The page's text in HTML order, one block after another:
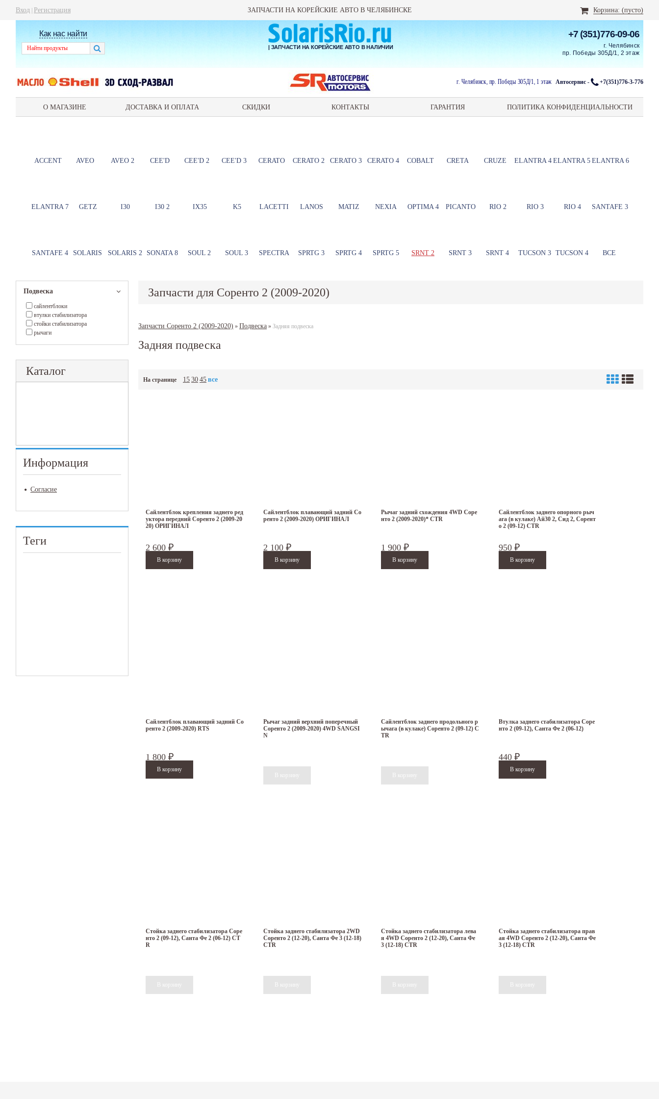
Вход Регистрация ЗАПЧАСТИ НА КОРЕЙСКИЕ АВТО В ЧЕЛЯБИНСКЕ Корзина: (пусто)
Как нас найти +7 (351)776-09-06
г. Челябинск
пр. Победы 305Д/1, 2 этаж
| ЗАПЧАСТИ НА КОРЕЙСКИЕ АВТО В НАЛИЧИИ
г. Челябинск, пр. Победы 305Д/1, 1 этаж Автосервис - +7(351)776-3-776
О МАГАЗИНЕ ДОСТАВКА И ОПЛАТА СКИДКИ КОНТАКТЫ ГАРАНТИЯ ПОЛИТИКА КОНФИДЕНЦИАЛЬНОСТИ
ACCENT AVEO AVEO 2 CEE'D CEE'D 2 CEE'D 3 CERATO CERATO 2 CERATO 3 CERATO 4 COBALT CRETA CRUZE ELANTRA 4ELANTRA 5ELANTRA 6
ELANTRA 7 GETZ I30 I30 2 IX35 K5 LACETTI LANOS MATIZ NEXIA OPTIMA 4 PICANTO RIO 2 RIO 3 RIO 4 SANTAFE 3
SANTAFE 4 SOLARIS SOLARIS 2 SONATA 8 SOUL 2 SOUL 3 SPECTRA SPRTG 3 SPRTG 4 SPRTG 5 SRNT 2 SRNT 3 SRNT 4 TUCSON 3 TUCSON 4 ВСЕ
Подвеска
сайлентблоки
втулки стабилизатора
стойки стабилизатора
рычаги
Каталог
Информация
Согласие
Теги
Запчасти для Соренто 2 (2009-2020)
Запчасти Соренто 2 (2009-2020) » Подвеска » Задняя подвеска
Задняя подвеска
На странице 153045все
Сайлентблок крепления заднего ред
уктора передний Соренто 2 (2009-20
20) ОРИГИНАЛ
2 600 ₽
Сайлентблок плавающий задний Со
ренто 2 (2009-2020) ОРИГИНАЛ
2 100 ₽
Рычаг задний схождения 4WD Соре
нто 2 (2009-2020)* CTR
1 900 ₽
Сайлентблок заднего опорного рыч
ага (в кулаке) Ай30 2, Сид 2, Сорент
о 2 (09-12) CTR
950 ₽
Сайлентблок плавающий задний Со
ренто 2 (2009-2020) RTS
1 800 ₽
Рычаг задний верхний поперечный
Соренто 2 (2009-2020) 4WD SANGSI
N
Сайлентблок заднего продольного р
ычага (в кулаке) Соренто 2 (09-12) C
TR
Втулка заднего стабилизатора Соре
нто 2 (09-12), Санта Фе 2 (06-12)
440 ₽
Стойка заднего стабилизатора Соре
нто 2 (09-12), Санта Фе 2 (06-12) CT
R
Стойка заднего стабилизатора 2WD
Соренто 2 (12-20), Санта Фе 3 (12-18)
CTR
Стойка заднего стабилизатора лева
я 4WD Соренто 2 (12-20), Санта Фе
3 (12-18) CTR
Стойка заднего стабилизатора прав
ая 4WD Соренто 2 (12-20), Санта Фе
3 (12-18) CTR